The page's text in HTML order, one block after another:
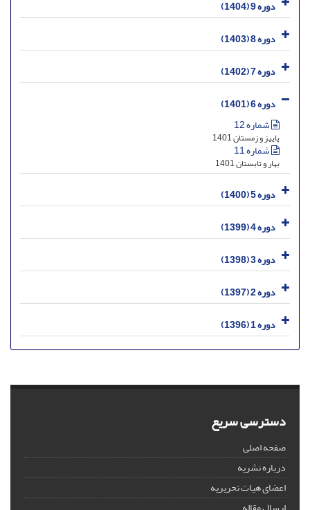
دوره 9 (1404)
دوره 8 (1403)
دوره 7 (1402)
دوره 6 (1401)
شماره 12
پاییز و زمستان 1401
شماره 11
بهار و تابستان 1401
دوره 5 (1400)
دوره 4 (1399)
دوره 3 (1398)
دوره 2 (1397)
دوره 1 (1396)
دسترسی سریع
صفحه اصلی
درباره نشریه
اعضای هیات تحریریه